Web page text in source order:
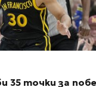
35 точки за